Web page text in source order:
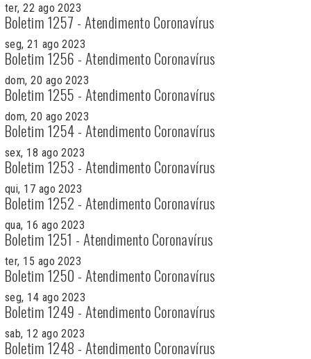
ter, 22 ago 2023
Boletim 1257 - Atendimento Coronavírus
seg, 21 ago 2023
Boletim 1256 - Atendimento Coronavírus
dom, 20 ago 2023
Boletim 1255 - Atendimento Coronavírus
dom, 20 ago 2023
Boletim 1254 - Atendimento Coronavírus
sex, 18 ago 2023
Boletim 1253 - Atendimento Coronavírus
qui, 17 ago 2023
Boletim 1252 - Atendimento Coronavírus
qua, 16 ago 2023
Boletim 1251 - Atendimento Coronavírus
ter, 15 ago 2023
Boletim 1250 - Atendimento Coronavírus
seg, 14 ago 2023
Boletim 1249 - Atendimento Coronavírus
sab, 12 ago 2023
Boletim 1248 - Atendimento Coronavírus